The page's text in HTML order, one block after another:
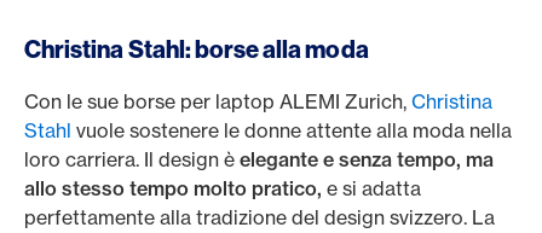
Christina Stahl: borse alla moda
Con le sue borse per laptop ALEMI Zurich, Christina
Stahl vuole sostenere le donne attente alla moda nella
loro carriera. Il design è elegante e senza tempo, ma
allo stesso tempo molto pratico, e si adatta
perfettamente alla tradizione del design svizzero. La